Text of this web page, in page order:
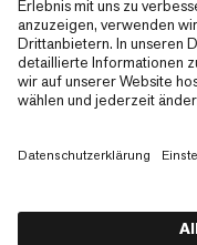
—
Sitemap
Cookies
Impressum